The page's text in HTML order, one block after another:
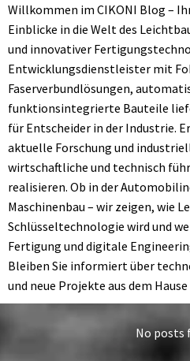
Willkommen im CIKONI Blog –
Einblicke in die Welt des
und innovativer
Entwicklungsdienstleister mit
Faserverbundlösungen,
funktionsintegrierte Bauteile
für Entscheider in der Industrie.
aktuelle Forschung und
wirtschaftliche und technisch
realisieren. Ob in der
Maschinenbau – wir zeigen, wie
Schlüsseltechnologie wird und
Fertigung und digitale
Bleiben Sie informiert über
und neue Projekte aus dem Hause
No posts